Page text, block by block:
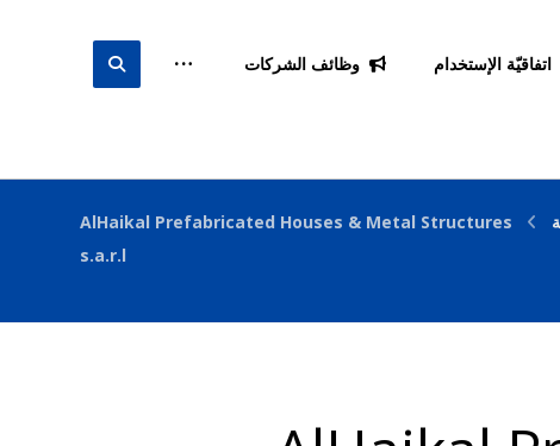
اتفاقيّة الإستخدام وظائف الشركات
AlHaikal Prefabricated Houses & Metal Structures
s.a.r.l